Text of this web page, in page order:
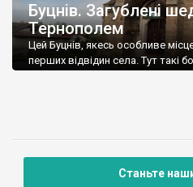
Буцнів. Загублені
Тернополем
Цей Буцнів, якесь особливе
перших відвідин села. Тут такі
Станьте